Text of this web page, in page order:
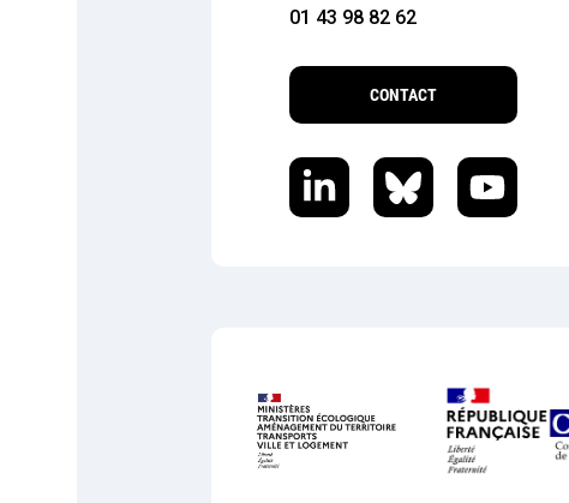
01 43 98 82 62
CONTACT